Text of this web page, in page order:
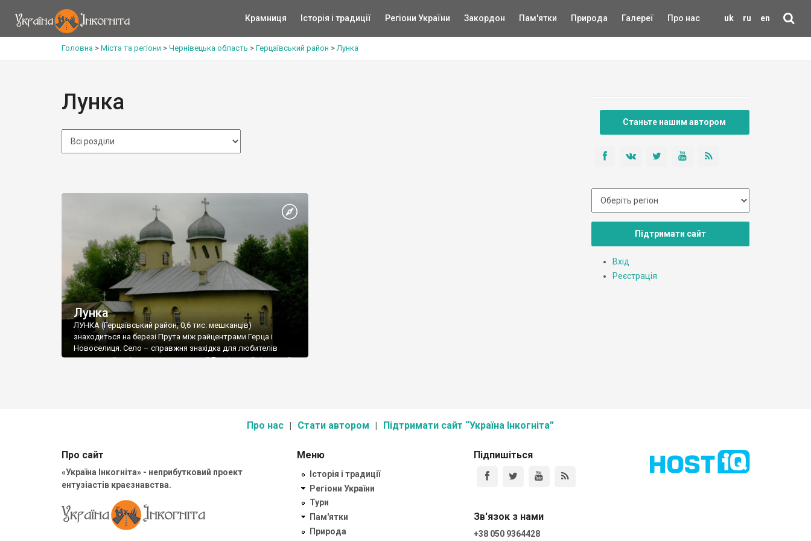
uk ru en
Крамниця Історія і традиції Регіони України Закордон Пам'ятки Природа Галереї Про нас
Головна > Міста та регіони > Чернівецька область > Герцаївський район >Лунка
Лунка
Лунка
ЛУНКА (Герцаївський район, 0,6 тис. мешканців)
знаходиться на березі Прута між райцентрами Герца і
Новоселиця. Село – справжня знахідка для любителів
сакральної архітектури: на території Лунківської сільської
Станьте нашим автором
Підтримати сайт
Вхід
Реєстрація
Про нас Стати автором Підтримати сайт “Україна Інкогніта”
Про сайт
«Україна Інкогніта» - неприбутковий проект
ентузіастів краєзнавства.
Меню
Історія і традиції
Регіони України
Тури
Пам'ятки
Природа
Підпишіться
Зв'язок з нами
+38 050 9364428